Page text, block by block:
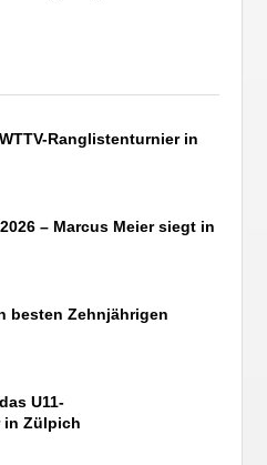
Ranglistenturnier in
– Marcus Meier siegt in
besten Zehnjährigen
U11-
in Zülpich